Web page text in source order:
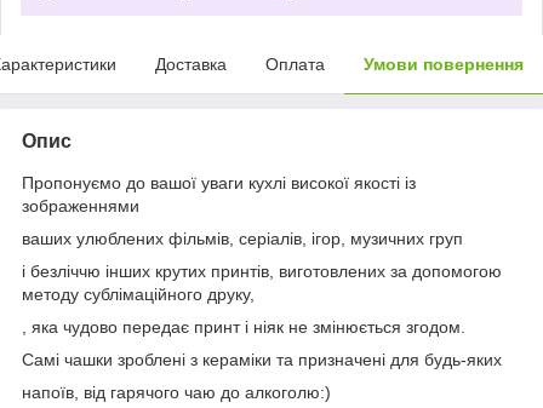
Доставка Оплата Умови повернення
Опис
Пропонуємо до вашої уваги кухлі високої якості із
зображеннями
ваших улюблених фільмів, серіалів, ігор, музичних груп
і безліччю інших крутих принтів, виготовлених за допомогою
методу сублімаційного друку,
, яка чудово передає принт і ніяк не змінюється згодом.
Самі чашки зроблені з кераміки та призначені для будь-яких
напоїв, від гарячого чаю до алкоголю:)